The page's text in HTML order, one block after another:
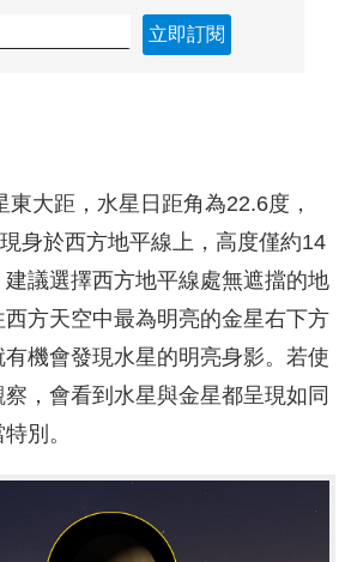
立即訂閱
大距，水星日距角為22.6度，
身於西方地平線上，高度僅約14
議選擇西方地平線處無遮擋的地
方天空中最為明亮的金星右下方
機會發現水星的明亮身影。若使
，會看到水星與金星都呈現如同
別。